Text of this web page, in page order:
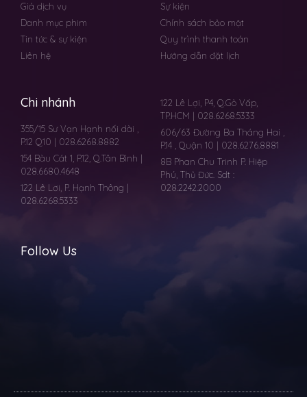
Giá dịch vụ
Danh mục phim
Tin tức & sự kiện
Liên hệ
Sự kiện
Chính sách bảo mật
Quy trình thanh toán
Hướng dẫn đặt lịch
Chi nhánh
355/15 Sư Vạn Hạnh nối dài ,
P.12 Q10 | 028.6268.8882
154 Bàu Cát 1, P.12, Q.Tân Bình |
028.6680.4648
122 Lê Lơi, P. Hạnh Thông |
028.6268.5333
122 Lê Lợi, P4, Q.Gò Vấp,
TP.HCM | 028.6268.5333
606/63 Đường Ba Tháng Hai ,
P.14 , Quận 10 | 028.6276.8881
8B Phan Chu Trinh P. Hiệp
Phú, Thủ Đức. Sdt :
028.2242.2000
Follow Us